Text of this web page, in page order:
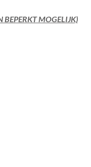
BEPERKT MOGELIJK)